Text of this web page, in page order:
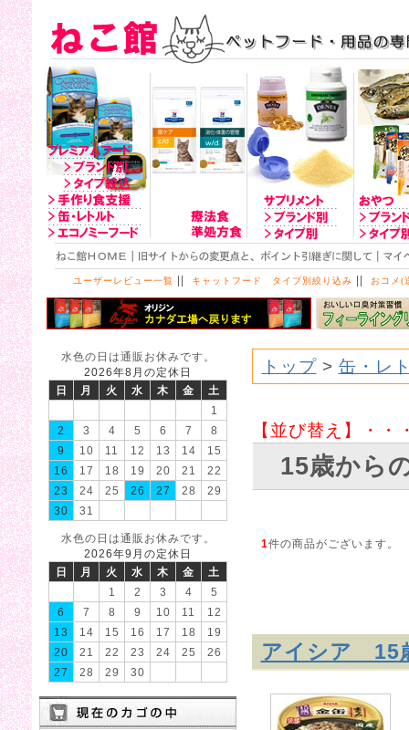
ユーザーレビュー一覧 || キャットフード タイプ別絞り込み || おコメ(
水色の日は通販お休みです。
2026年8月の定休日
日
月 火 水 木 金
土
1
2
3 4 5 6 7
8
9
10 11 12 13 14
15
16
17 18 19 20 21
22
23
24 25 26 27 28
29
30
31
水色の日は通販お休みです。
2026年9月の定休日
日
月 火 水 木 金
土
1
2 3 4
5
6
7 8 9 10 11
12
13
14 15 16 17 18
19
20
21 22 23 24 25
26
27
28 29 30
トップ> 缶・レ
【並び替え】・・
15歳から
1件の商品がございます。
アイシア 15